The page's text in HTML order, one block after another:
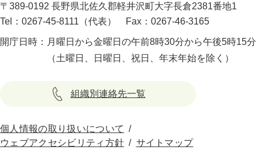
〒389-0192 長野県北佐久郡軽井沢町大字長倉2381番地1
Tel：0267-45-8111（代表）
Fax：0267-46-3165
開庁日時： 月曜日から金曜日の午前8時30分から午後5時15分
（土曜日、日曜日、祝日、年末年始を除く）
組織別連絡先一覧
個人情報の取り扱いについて
ウェブアクセシビリティ方針
サイトマップ